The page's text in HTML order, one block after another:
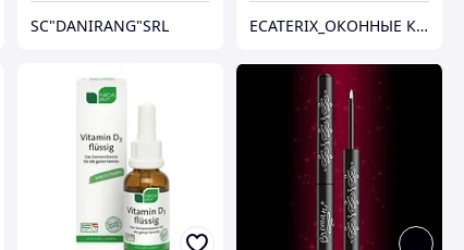
SC"DANIRANG"SRL ECATERIX_ОКОННЫЕ КОМПЛЕКТУЮЩИЕ